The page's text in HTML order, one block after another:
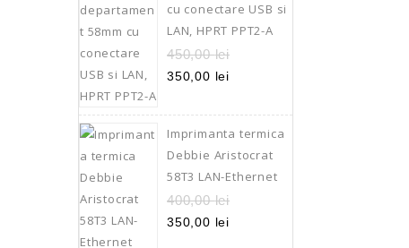
cu conectare USB si
LAN, HPRT PPT2-A
450,00lei
350,00 lei
Imprimanta termica
Debbie Aristocrat
58T3 LAN-Ethernet
400,00lei
350,00 lei